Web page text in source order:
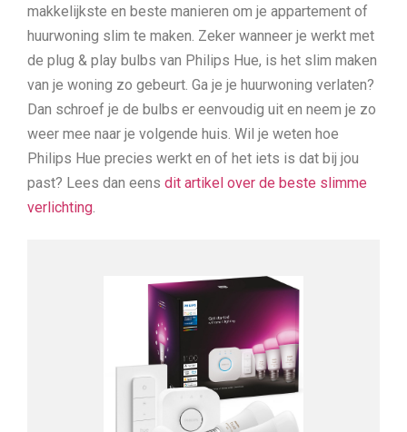
makkelijkste en beste manieren om je appartement of
huurwoning slim te maken. Zeker wanneer je werkt met
de plug & play bulbs van Philips Hue, is het slim maken
van je woning zo gebeurt. Ga je je huurwoning verlaten?
Dan schroef je de bulbs er eenvoudig uit en neem je zo
weer mee naar je volgende huis. Wil je weten hoe
Philips Hue precies werkt en of het iets is dat bij jou
past? Lees dan eens dit artikel over de beste slimme
verlichting